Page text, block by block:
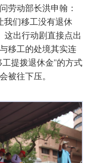
劳动部长洪申翰：
我们移工没有退休
这出行动剧直接点出
移工的处境其实连
提拨退休金”的方式
被往下压。